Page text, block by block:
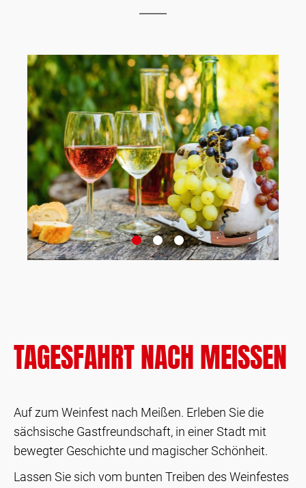
TAGESFAHRT NACH MEISSEN
Auf zum Weinfest nach Meißen. Erleben Sie die
sächsische Gastfreundschaft, in einer Stadt mit
bewegter Geschichte und magischer Schönheit.
Lassen Sie sich vom bunten Treiben des Weinfestes